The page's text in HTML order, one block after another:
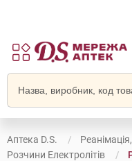
Аптека D.S.
Розчини Електролітів